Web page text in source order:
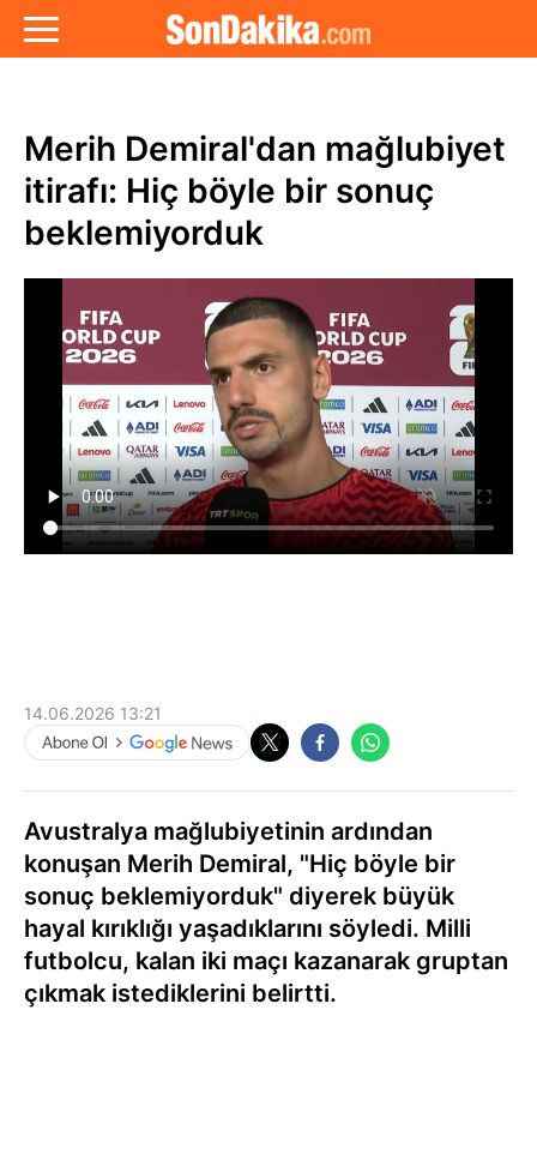
Merih Demiral'dan mağlubiyet
itirafı: Hiç böyle bir sonuç
beklemiyorduk
14.06.2026 13:21
Avustralya mağlubiyetinin ardından
konuşan Merih Demiral, "Hiç böyle bir
sonuç beklemiyorduk" diyerek büyük
hayal kırıklığı yaşadıklarını söyledi. Milli
futbolcu, kalan iki maçı kazanarak gruptan
çıkmak istediklerini belirtti.